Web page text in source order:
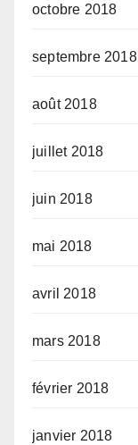
octobre 2018
septembre 2018
août 2018
juillet 2018
juin 2018
mai 2018
avril 2018
mars 2018
février 2018
janvier 2018